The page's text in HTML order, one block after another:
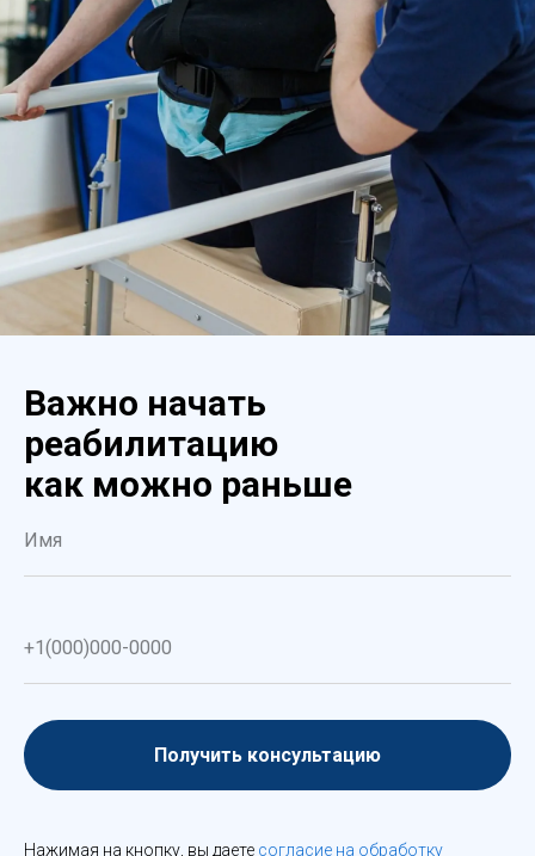
Важно начать
реабилитацию
как можно раньше
Получить консультацию
Нажимая на кнопку, вы даете согласие на обработку